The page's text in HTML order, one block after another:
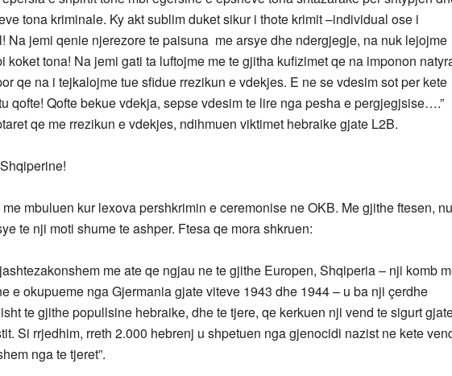
tona kriminale. Ky akt sublim duket sikur i thote krimit –individual ose i
Na jemi qenie njerezore te paisuna me arsye dhe ndergjegje, na nuk lejojme
koket tona! Na jemi gati ta luftojme me te gjitha kufizimet qe na imponon
qe na i tejkalojme tue sfidue rrezikun e vdekjes. E ne se vdesim sot per kete
qofte! Qofte bekue vdekja, sepse vdesim te lire nga pesha e pergjegjsise….”
qe me rrezikun e vdekjes, ndihmuen viktimet hebraike gjate L2B.
mbuluen kur lexova pershkrimin e ceremonise ne OKB. Me gjithe ftesen,
te nji moti shume te ashper. Ftesa qe mora shkruen:
me ate qe ngjau ne te gjithe Europen, Shqiperia – nji komb
e okupueme nga Gjermania gjate viteve 1943 dhe 1944 – u ba nji çerdhe
te gjithe popullsine hebraike, dhe te tjere, qe kerkuen nji vend te sigurt
Si rrjedhim, rreth 2.000 hebrenj u shpetuen nga gjenocidi nazist ne kete
nga te tjeret”.